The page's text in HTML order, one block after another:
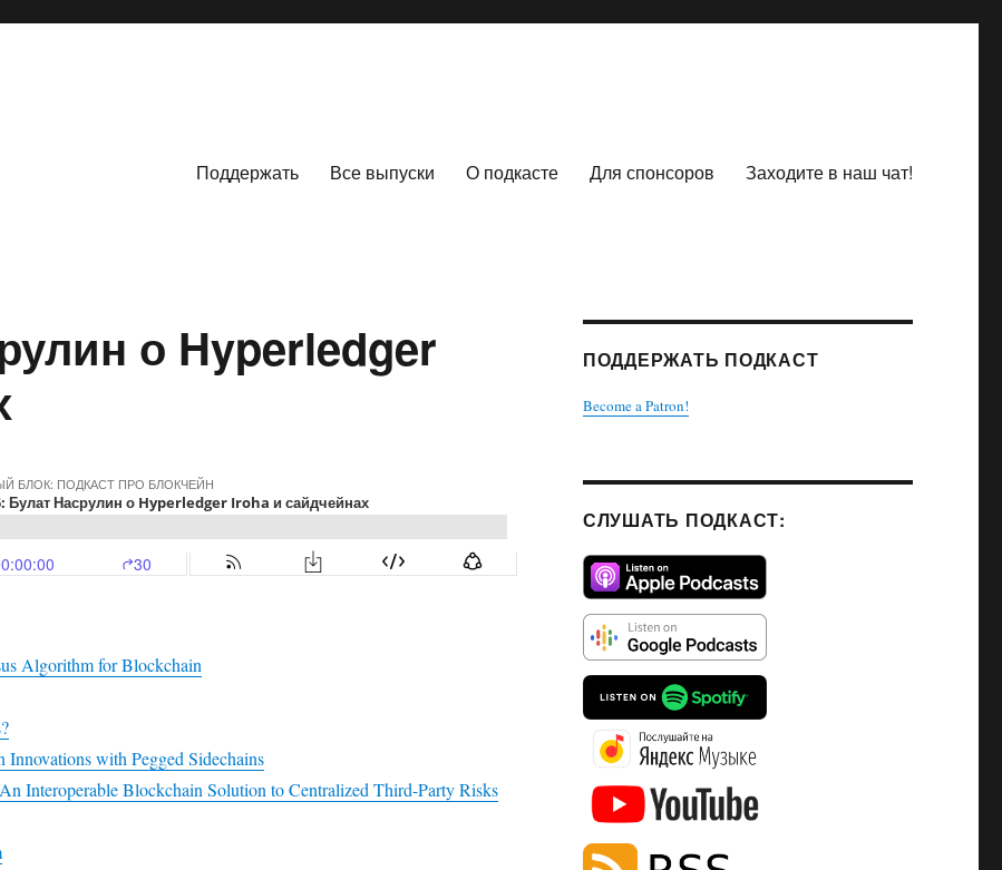
Поддержать Все выпуски О подкасте Для спонсоров Заходите в наш чат!
о Hyperledger
Algorithm for Blockchain
with Pegged Sidechains
Interoperable Blockchain Solution to Centralized Third-Party Risks
ПОДДЕРЖАТЬ ПОДКАСТ
Become a Patron!
СЛУШАТЬ ПОДКАСТ: